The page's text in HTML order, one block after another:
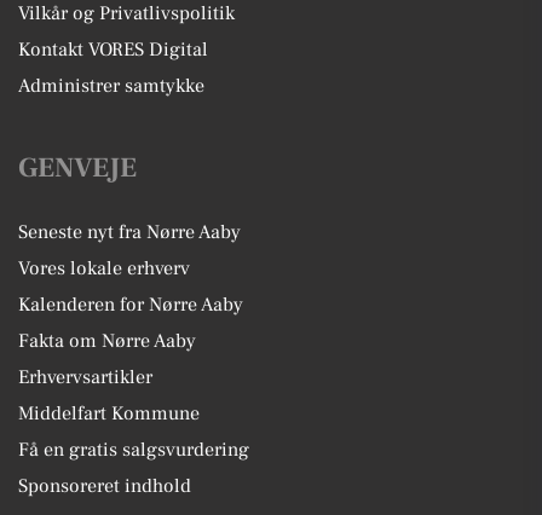
Vilkår og Privatlivspolitik
Kontakt VORES Digital
Administrer samtykke
GENVEJE
Seneste nyt fra Nørre Aaby
Vores lokale erhverv
Kalenderen for Nørre Aaby
Fakta om Nørre Aaby
Erhvervsartikler
Middelfart Kommune
Få en gratis salgsvurdering
Sponsoreret indhold